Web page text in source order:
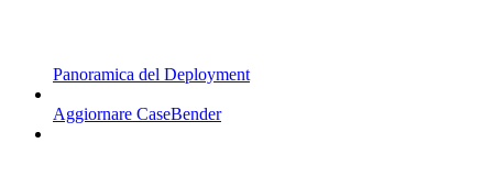
Panoramica del Deployment
Aggiornare CaseBender